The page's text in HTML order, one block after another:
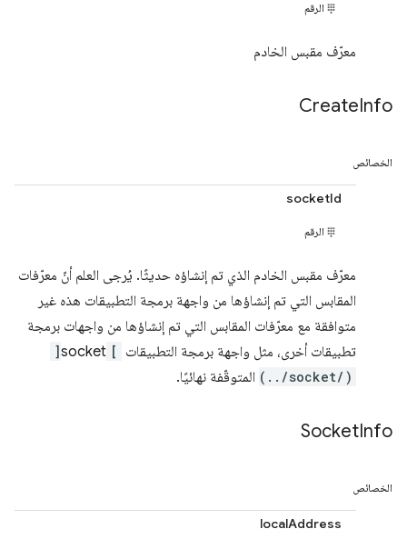
الرقم
معرّف مقبس الخادم
CreateInfo
الخصائص
socketId
الرقم
معرّف مقبس الخادم الذي تم إنشاؤه حديثًا. يُرجى العلم أنّ معرّفات
المقابس التي تم إنشاؤها من واجهة برمجة التطبيقات هذه غير
متوافقة مع معرّفات المقابس التي تم إنشاؤها من واجهات برمجة
تطبيقات أخرى، مثل واجهة برمجة التطبيقات
[
socket
]
(../socket/) المتوقّفة نهائيًا.
SocketInfo
الخصائص
localAddress